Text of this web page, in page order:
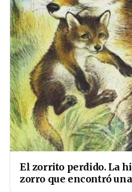
El zorrito perdido. La
zorro que encontró